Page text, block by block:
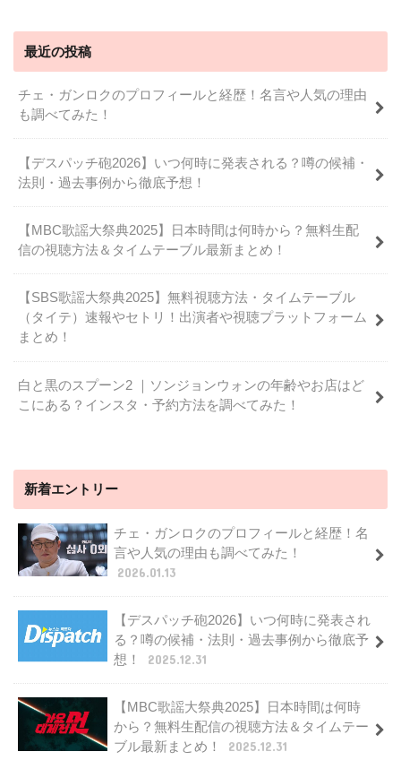
最近の投稿
チェ・ガンロクのプロフィールと経歴！名言や人気の理由
も調べてみた！
【デスパッチ砲2026】いつ何時に発表される？噂の候補・
法則・過去事例から徹底予想！
【MBC歌謡大祭典2025】日本時間は何時から？無料生配
信の視聴方法＆タイムテーブル最新まとめ！
【SBS歌謡大祭典2025】無料視聴方法・タイムテーブル
（タイテ）速報やセトリ！出演者や視聴プラットフォーム
まとめ！
白と黒のスプーン2 ｜ソンジョンウォンの年齢やお店はど
こにある？インスタ・予約方法を調べてみた！
新着エントリー
チェ・ガンロクのプロフィールと経歴！名
言や人気の理由も調べてみた！
2026.01.13
【デスパッチ砲2026】いつ何時に発表され
る？噂の候補・法則・過去事例から徹底予
想！
2025.12.31
【MBC歌謡大祭典2025】日本時間は何時
から？無料生配信の視聴方法＆タイムテー
ブル最新まとめ！
2025.12.31